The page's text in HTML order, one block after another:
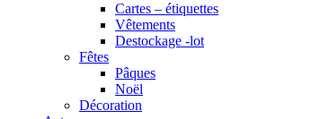
Cartes – étiquettes
Vêtements
Destockage -lot
Fêtes
Pâques
Noël
Décoration